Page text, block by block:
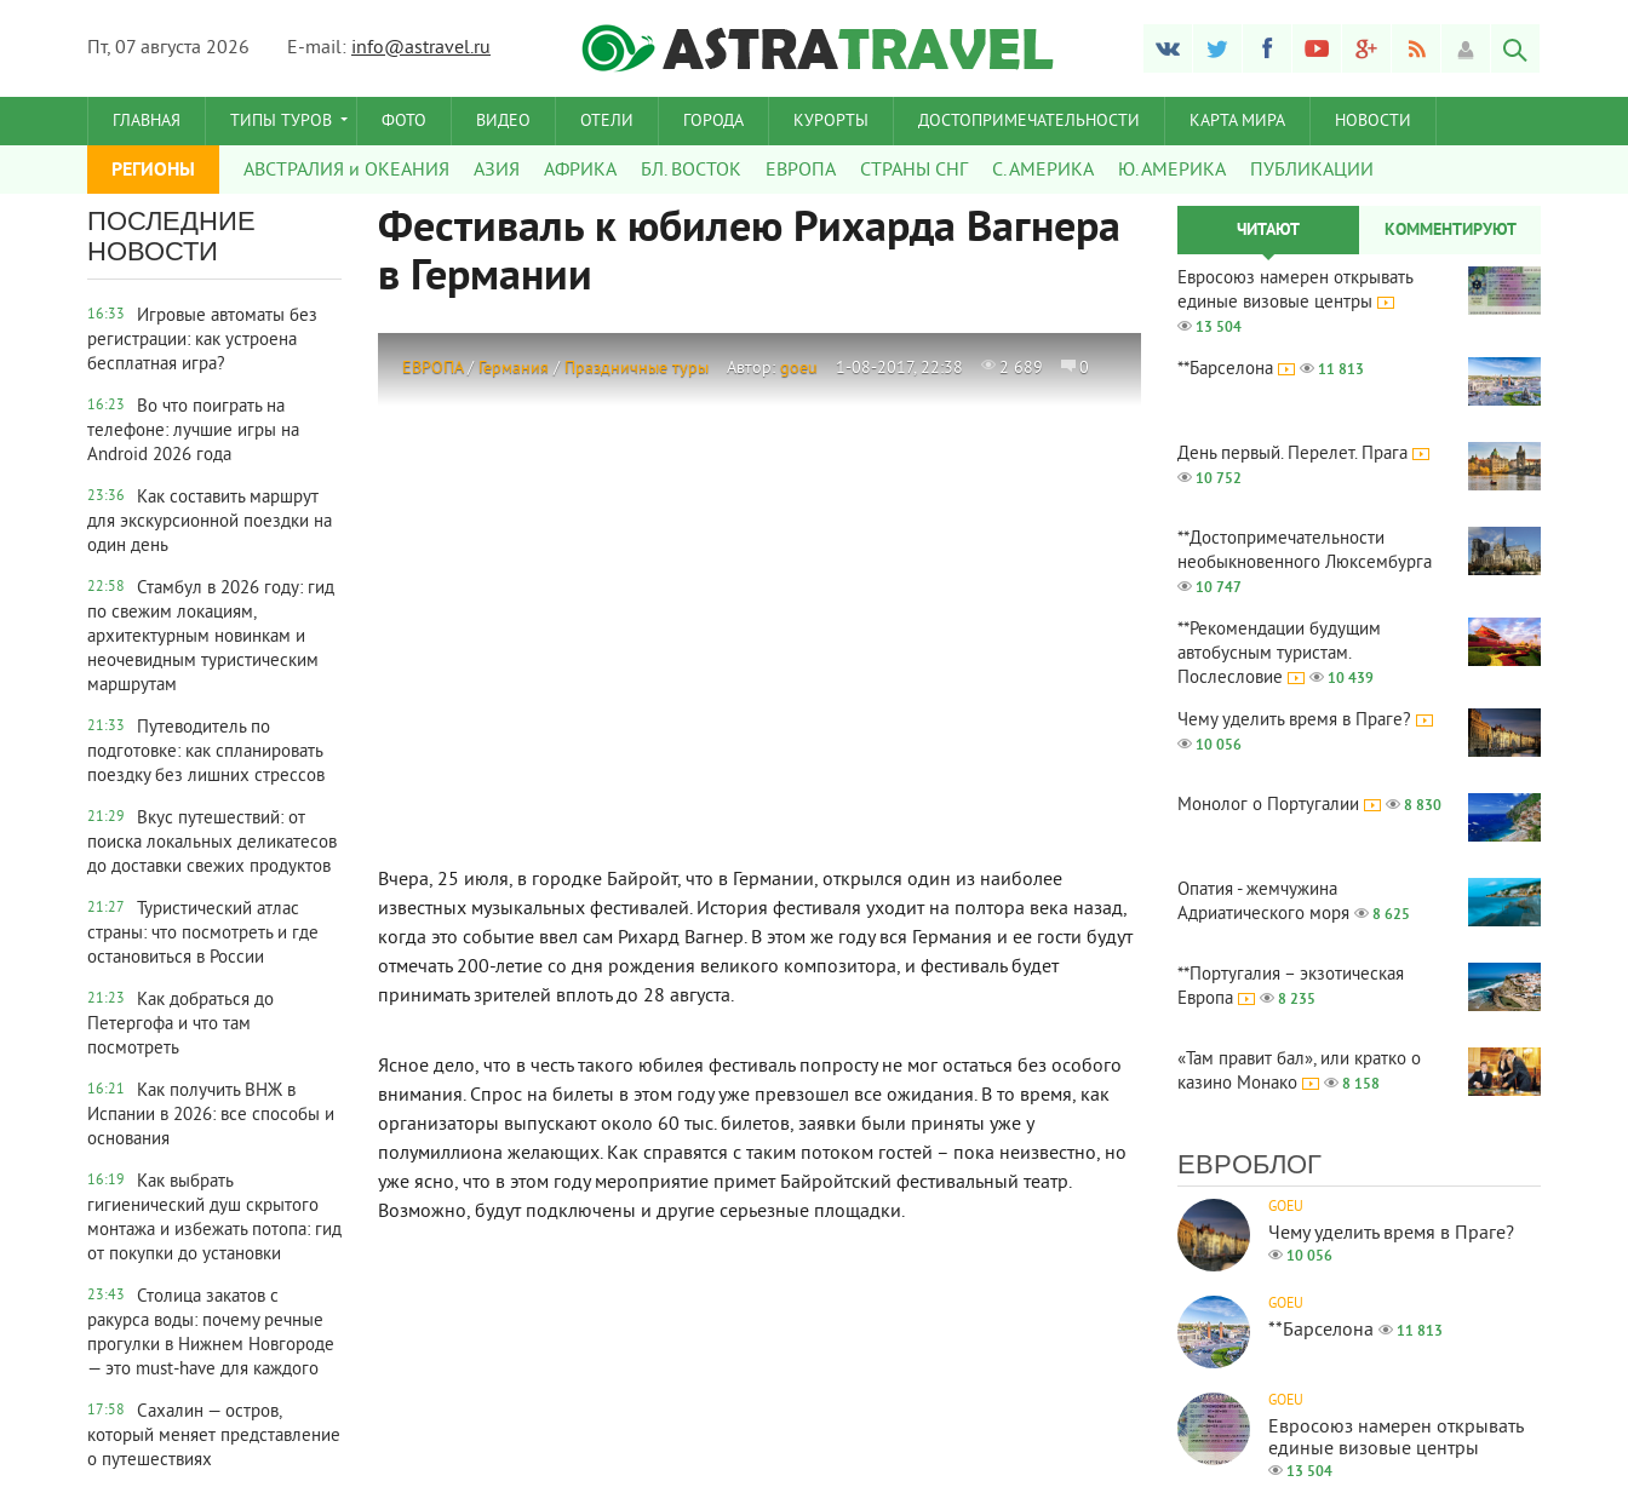
Пт, 07 августа 2026 E-mail: info@astravel.ru
ГЛАВНАЯ ТИПЫ ТУРОВ ФОТО ВИДЕО ОТЕЛИ ГОРОДА КУРОРТЫ ДОСТОПРИМЕЧАТЕЛЬНОСТИ КАРТА МИРА НОВОСТИ
РЕГИОНЫ АВСТРАЛИЯ и ОКЕАНИЯ АЗИЯ АФРИКА БЛ. ВОСТОК ЕВРОПА СТРАНЫ СНГ С. АМЕРИКА Ю. АМЕРИКА ПУБЛИКАЦИИ
ПОСЛЕДНИЕ
НОВОСТИ
16:33
Игровые автоматы без
регистрации: как устроена
бесплатная игра?
16:23
Во что поиграть на
телефоне: лучшие игры на
Android 2026 года
23:36
Как составить маршрут
для экскурсионной поездки на
один день
22:58
Стамбул в 2026 году: гид
по свежим локациям,
архитектурным новинкам и
неочевидным туристическим
маршрутам
21:33
Путеводитель по
подготовке: как спланировать
поездку без лишних стрессов
21:29
Вкус путешествий: от
поиска локальных деликатесов
до доставки свежих продуктов
21:27
Туристический атлас
страны: что посмотреть и где
остановиться в России
21:23
Как добраться до
Петергофа и что там
посмотреть
16:21
Как получить ВНЖ в
Испании в 2026: все способы и
основания
16:19
Как выбрать
гигиенический душ скрытого
монтажа и избежать потопа: гид
от покупки до установки
23:43
Столица закатов с
ракурса воды: почему речные
прогулки в Нижнем Новгороде
— это must-have для каждого
17:58
Сахалин — остров,
который меняет представление
о путешествиях
Фестиваль к юбилею Рихарда Вагнера
в Германии
ЕВРОПА/ Германия / Праздничные туры Автор: goeu 1-08-2017, 22:38 2 689 0
Вчера, 25 июля, в городке Байройт, что в Германии, открылся один из наиболее
известных музыкальных фестивалей. История фестиваля уходит на полтора века назад,
когда это событие ввел сам Рихард Вагнер. В этом же году вся Германия и ее гости будут
отмечать 200-летие со дня рождения великого композитора, и фестиваль будет
принимать зрителей вплоть до 28 августа.
Ясное дело, что в честь такого юбилея фестиваль попросту не мог остаться без особого
внимания. Спрос на билеты в этом году уже превзошел все ожидания. В то время, как
организаторы выпускают около 60 тыс. билетов, заявки были приняты уже у
полумиллиона желающих. Как справятся с таким потоком гостей – пока неизвестно, но
уже ясно, что в этом году мероприятие примет Байройтский фестивальный театр.
Возможно, будут подключены и другие серьезные площадки.
ЧИТАЮТ КОММЕНТИРУЮТ
Евросоюз намерен открывать
единые визовые центры
13 504
**Барселона 11 813
День первый. Перелет. Прага
10 752
**Достопримечательности
необыкновенного Люксембурга
10 747
**Рекомендации будущим
автобусным туристам.
Послесловие
10 439
Чему уделить время в Праге?
10 056
Монолог о Португалии 8 830
Опатия - жемчужина
Адриатического моря
8 625
**Португалия – экзотическая
Европа
8 235
«Там правит бал», или кратко о
казино Монако
8 158
ЕВРОБЛОГ
GOEU
Чему уделить время в Праге?
10 056
GOEU
**Барселона 11 813
GOEU
Евросоюз намерен открывать
единые визовые центры
13 504